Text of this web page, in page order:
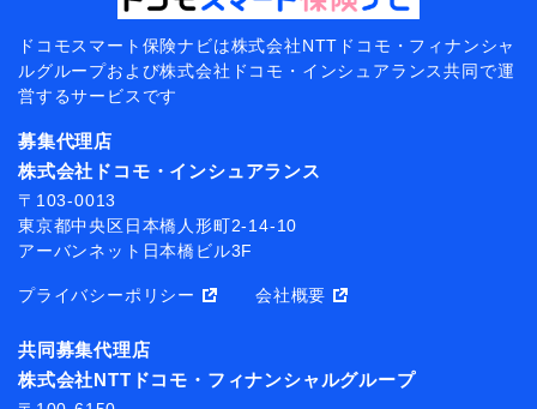
ドコモスマート保険ナビは株式会社NTTドコモ・フィナンシャ
ルグループおよび株式会社ドコモ・インシュアランス共同で運
営するサービスです
募集代理店
株式会社ドコモ・インシュアランス
〒103-0013
東京都中央区日本橋人形町2-14-10
アーバンネット日本橋ビル3F
プライバシーポリシー 会社概要
共同募集代理店
株式会社NTTドコモ・フィナンシャルグループ